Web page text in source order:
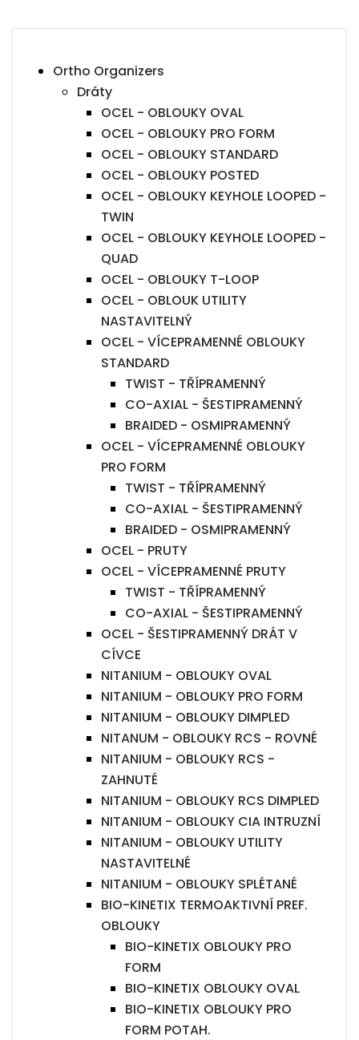
Ortho Organizers
Dráty
OCEL - OBLOUKY OVAL
OCEL - OBLOUKY PRO FORM
OCEL - OBLOUKY STANDARD
OCEL - OBLOUKY POSTED
OCEL - OBLOUKY KEYHOLE LOOPED -
TWIN
OCEL - OBLOUKY KEYHOLE LOOPED -
QUAD
OCEL - OBLOUKY T-LOOP
OCEL - OBLOUK UTILITY
NASTAVITELNÝ
OCEL - VÍCEPRAMENNÉ OBLOUKY
STANDARD
TWIST - TŘÍPRAMENNÝ
CO-AXIAL - ŠESTIPRAMENNÝ
BRAIDED - OSMIPRAMENNÝ
OCEL - VÍCEPRAMENNÉ OBLOUKY
PRO FORM
TWIST - TŘÍPRAMENNÝ
CO-AXIAL - ŠESTIPRAMENNÝ
BRAIDED - OSMIPRAMENNÝ
OCEL - PRUTY
OCEL - VÍCEPRAMENNÉ PRUTY
TWIST - TŘÍPRAMENNÝ
CO-AXIAL - ŠESTIPRAMENNÝ
OCEL - ŠESTIPRAMENNÝ DRÁT V
CÍVCE
NITANIUM - OBLOUKY OVAL
NITANIUM - OBLOUKY PRO FORM
NITANIUM - OBLOUKY DIMPLED
NITANUM - OBLOUKY RCS - ROVNÉ
NITANIUM - OBLOUKY RCS -
ZAHNUTÉ
NITANIUM - OBLOUKY RCS DIMPLED
NITANIUM - OBLOUKY CIA INTRUZNÍ
NITANIUM - OBLOUKY UTILITY
NASTAVITELNÉ
NITANIUM - OBLOUKY SPLÉTANÉ
BIO-KINETIX TERMOAKTIVNÍ PREF.
OBLOUKY
BIO-KINETIX OBLOUKY PRO
FORM
BIO-KINETIX OBLOUKY OVAL
BIO-KINETIX OBLOUKY PRO
FORM POTAH.